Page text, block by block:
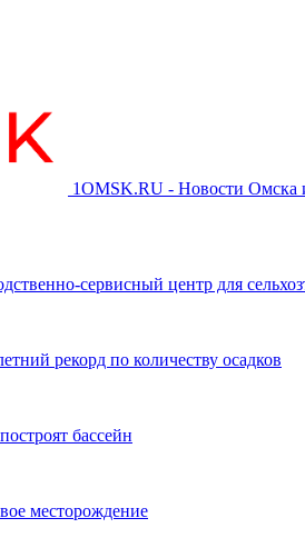
1OMSK.RU - Новости Омска
сервисный центр для
рекорд по количеству осадков
бассейн
месторождение